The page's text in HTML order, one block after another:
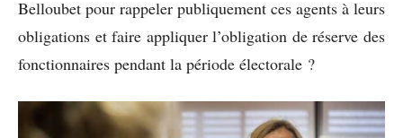
Belloubet pour rappeler publiquement ces agents à leurs
obligations et faire appliquer l’obligation de réserve des
fonctionnaires pendant la période électorale ?